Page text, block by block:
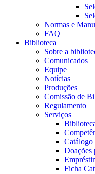
Normas e
FAQ
Biblioteca
Sobre a
Comunicados
Equipe
Notícias
Produções
Comissão de
Regulamento
Serviços
Doações
Ficha